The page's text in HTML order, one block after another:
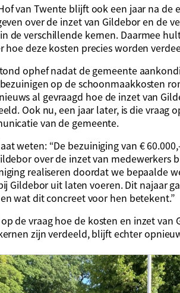
van Twente blijft ook een jaar na de
over de inzet van Gildebor en de
de verschillende kernen. Daarmee
hoe deze kosten precies worden
ophef nadat de gemeente
op de schoonmaakkosten
al gevraagd hoe de inzet van
Ook nu, een jaar later, is die vraag
van de gemeente.
weten: “De bezuiniging van €
over de inzet van medewerkers
realiseren doordat we bepaalde
Gildebor uit laten voeren. Dit najaar
wat dit concreet voor hen betekent.”
de vraag hoe de kosten en inzet
zijn verdeeld, blijft echter